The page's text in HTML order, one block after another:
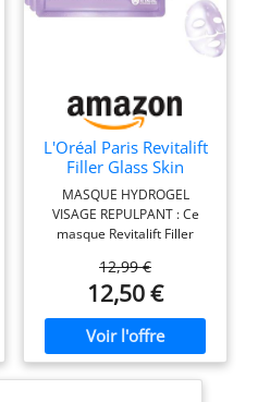
L'Oréal Paris Revitalift
Filler Glass Skin
Masque Hydrogel Lot
de 3
MASQUE HYDROGEL
VISAGE REPULPANT : Ce
masque Revitalift Filler
hydratation intense à action
rapide pour un éclat frais et
SKIN : En seulement 90
minutes, la peau paraît
rebondie, douce et plus
12,99 €
12,50 €